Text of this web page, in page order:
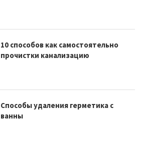
10 способов как самостоятельно
прочистки канализацию
Способы удаления герметика с
ванны